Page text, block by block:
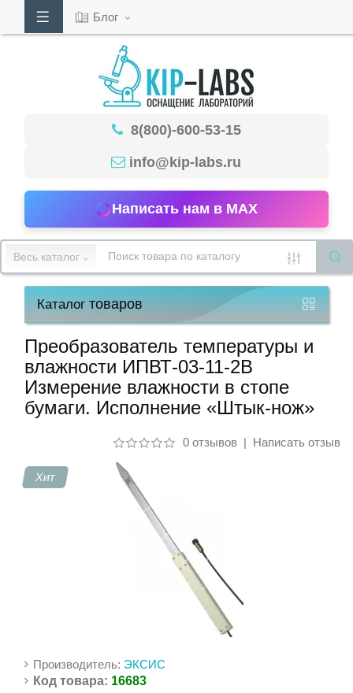
53-
15
работы
Контакты
Блог
8(800)-600-53-15
info@kip-labs.ru
Написать нам в MAX
Весь каталог
Каталогтоваров
Преобразователь температуры и
влажности ИПВТ-03-11-2В
Измерение влажности в стопе
бумаги. Исполнение «Штык-нож»
0 отзывов| Написать отзыв
Хит
Производитель: ЭКСИС
Код товара: 16683